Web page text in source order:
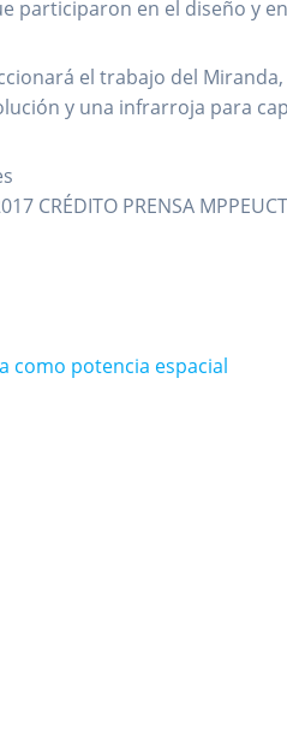
participaron en el diseño y
el trabajo del
y una infrarroja para
CRÉDITO PRENSA
como potencia espacial